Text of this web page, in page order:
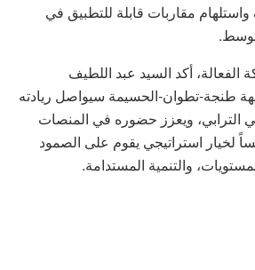
مقاربات قابلة للتطبيق في
أكد السيد عبد اللطيف
طنجة-تطوان-الحسيمة سيواصل ريادته
الترابي، ويعزز حضوره في المنصات
لخيار استراتيجي يقوم على الصمود
والتنمية المستدامة.